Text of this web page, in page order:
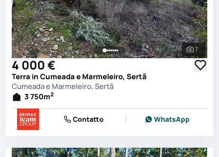
Vedi
7
4 000 €
Terra in Cumeada e Marmeleiro, Sertã
Cumeada e Marmeleiro, Sertã
3 750m2
Contatto WhatsApp